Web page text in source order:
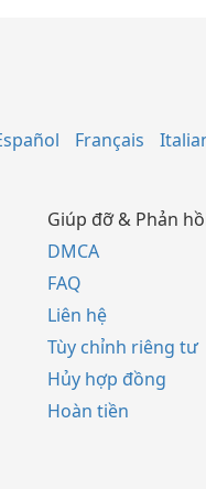
Français
Giúp đỡ & Phản
DMCA
FAQ
Liên hệ
Tùy chỉnh riêng tư
Hủy hợp đồng
Hoàn tiền